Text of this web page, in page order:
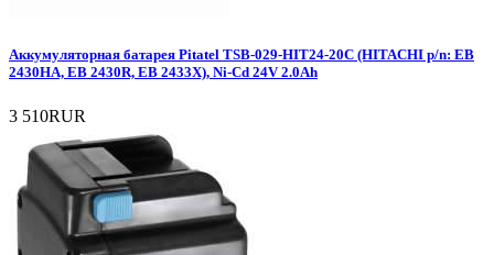
Аккумуляторная батарея Pitatel TSB-029-HIT24-20C (HITACHI p/n: EB
2430HA, EB 2430R, EB 2433X), Ni-Cd 24V 2.0Ah
3 510RUR